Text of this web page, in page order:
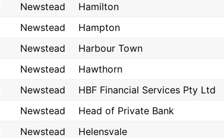
Newstead Hamilton
Newstead Hampton
Newstead Harbour Town
Newstead Hawthorn
Newstead HBF Financial Services Pty Ltd
Newstead Head of Private Bank
Newstead Helensvale